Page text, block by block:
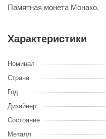
Памятная монета Монако.
Характеристики
Номинал
Страна
Год
Дизайнер
Состояние
Металл